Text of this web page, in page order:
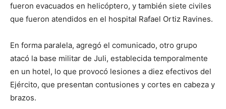
fueron evacuados en helicóptero, y también siete civiles
que fueron atendidos en el hospital Rafael Ortiz Ravines.
En forma paralela, agregó el comunicado, otro grupo
atacó la base militar de Juli, establecida temporalmente
en un hotel, lo que provocó lesiones a diez efectivos del
Ejército, que presentan contusiones y cortes en cabeza y
brazos.